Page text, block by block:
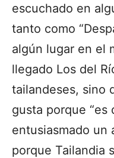
escuchado en
tanto como
algún lugar en el
llegado Los del
tailandeses, sino
gusta porque “es
entusiasmado un
porque Tailandia